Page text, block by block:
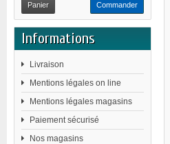
Panier Commander
Informations
Livraison
Mentions légales on line
Mentions légales magasins
Paiement sécurisé
Nos magasins